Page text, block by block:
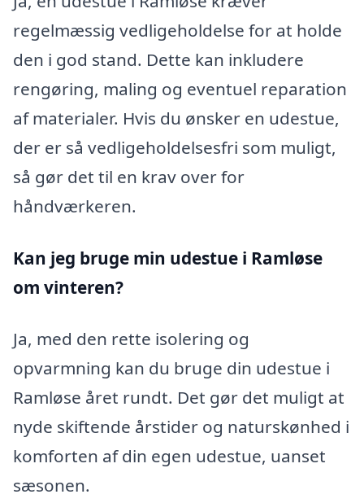
regelmæssig vedligeholdelse for at holde
den i god stand. Dette kan inkludere
rengøring, maling og eventuel reparation
af materialer. Hvis du ønsker en udestue,
der er så vedligeholdelsesfri som muligt,
så gør det til en krav over for
håndværkeren.
Kan jeg bruge min udestue i Ramløse
om vinteren?
Ja, med den rette isolering og
opvarmning kan du bruge din udestue i
Ramløse året rundt. Det gør det muligt at
nyde skiftende årstider og naturskønhed i
komforten af din egen udestue, uanset
sæsonen.